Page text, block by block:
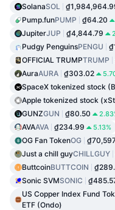
SolanaSOL
Pump.funPUMP ₫64.20
JupiterJUP ₫4,844.79
Pudgy PenguinsPENGU
OFFICIAL TRUMPTRUMP
AuraAURA ₫303.02
SpaceX tokenized stock
Apple tokenized stock
GUNZGUN ₫80.50
AVAAVA ₫234.99 5.13%
OG Fan TokenOG
Just a chill guyCHILLGUY
ButtcoinBUTTCOIN
Sonic SVMSONIC
US Copper Index Fund
ETF (Ondo)